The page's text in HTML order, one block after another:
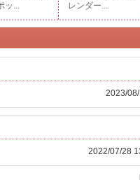
ッ...
レンダー...
2023/
2022/07/28